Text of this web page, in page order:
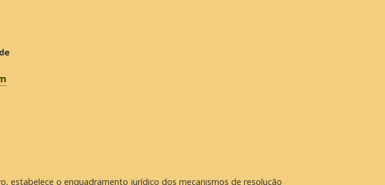
estabelece o enquadramento jurídico dos mecanismos de resolução